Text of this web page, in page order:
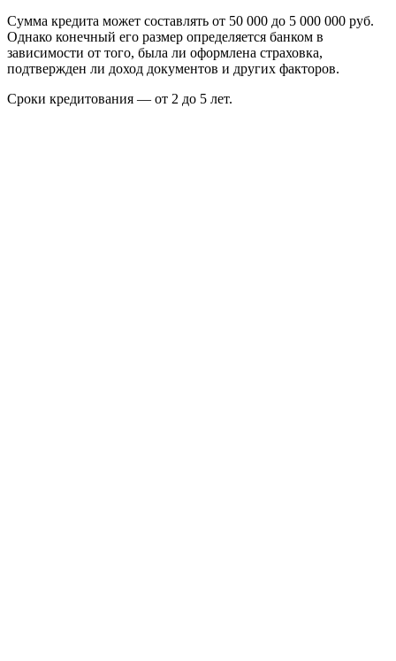
Сумма кредита может составлять от 50 000 до 5 000 000 руб.
Однако конечный его размер определяется банком в
зависимости от того, была ли оформлена страховка,
подтвержден ли доход документов и других факторов.
Сроки кредитования — от 2 до 5 лет.